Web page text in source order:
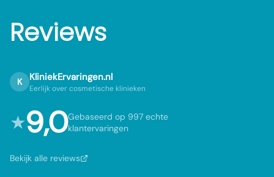
Reviews
K KliniekErvaringen.nl
Eerlijk over cosmetische klinieken
★9,0Gebaseerd op 997 echte
klantervaringen
Bekijk alle reviews